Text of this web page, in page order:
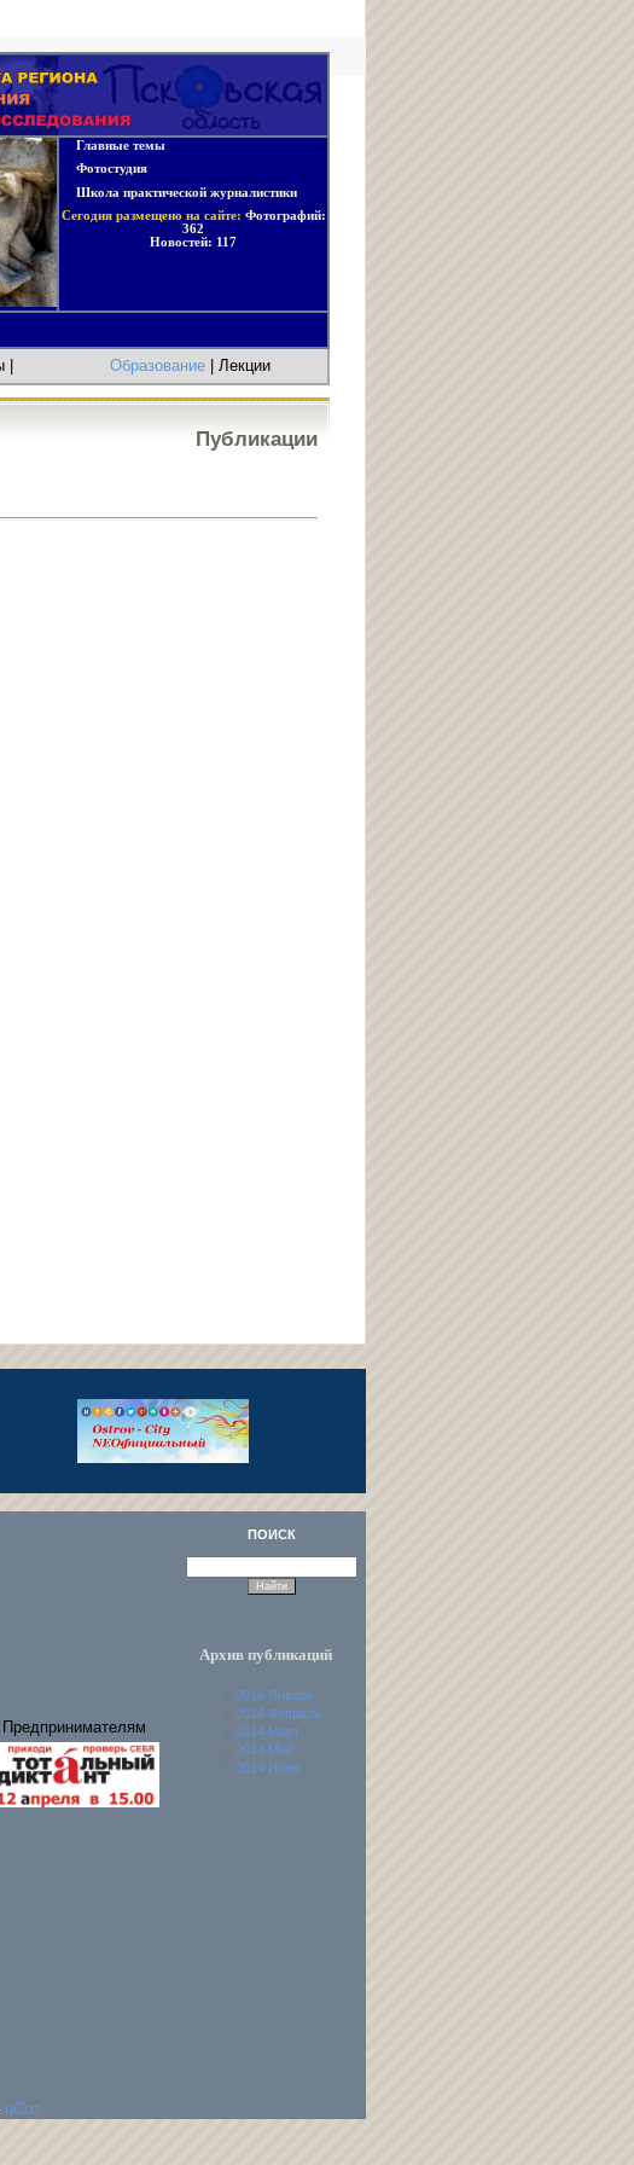
Главные темы
Фотостудия
Школа практической журналистики
Сегодня размещено на сайте: Фотографий:
362
Новостей: 117
Образование | Лекции
Публикации
Предпринимателям
ПОИСК
Архив публикаций
2014 Январь
2014 Февраль
2014 Март
2014 Май
2014 Июнь
uCoz